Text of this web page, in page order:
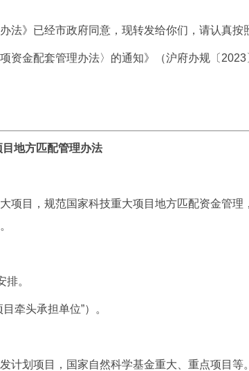
》已经市政府同意，现转发给你们，请认真按
资金配套管理办法〉的通知》（沪府办规〔2023
目地方匹配管理办法
项目，规范国家科技重大项目地方匹配资金管
。
牵头承担单位”）。
划项目，国家自然科学基金重大、重点项目等。